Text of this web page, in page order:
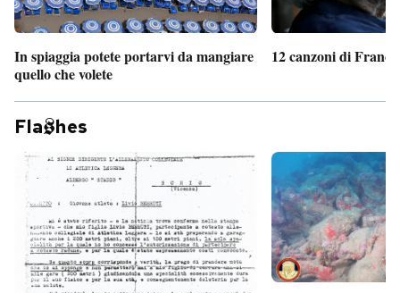
In spiaggia potete portarvi da mangiare
quello che volete
12 canzoni di
Fla hes